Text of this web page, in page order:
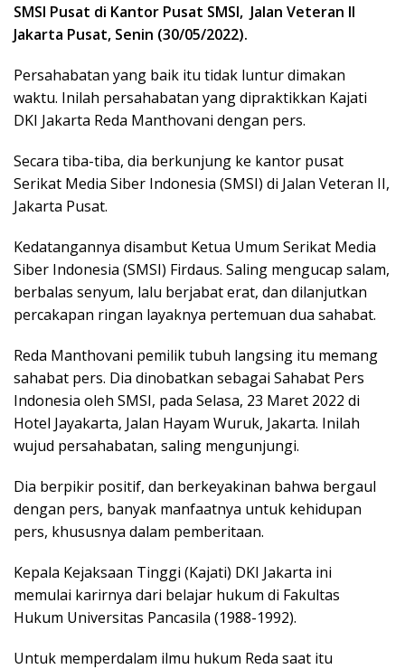
SMSI Pusat di Kantor Pusat SMSI, Jalan Veteran II
Jakarta Pusat, Senin (30/05/2022).
Persahabatan yang baik itu tidak luntur dimakan
waktu. Inilah persahabatan yang dipraktikkan Kajati
DKI Jakarta Reda Manthovani dengan pers.
Secara tiba-tiba, dia berkunjung ke kantor pusat
Serikat Media Siber Indonesia (SMSI) di Jalan Veteran II,
Jakarta Pusat.
Kedatangannya disambut Ketua Umum Serikat Media
Siber Indonesia (SMSI) Firdaus. Saling mengucap salam,
berbalas senyum, lalu berjabat erat, dan dilanjutkan
percakapan ringan layaknya pertemuan dua sahabat.
Reda Manthovani pemilik tubuh langsing itu memang
sahabat pers. Dia dinobatkan sebagai Sahabat Pers
Indonesia oleh SMSI, pada Selasa, 23 Maret 2022 di
Hotel Jayakarta, Jalan Hayam Wuruk, Jakarta. Inilah
wujud persahabatan, saling mengunjungi.
Dia berpikir positif, dan berkeyakinan bahwa bergaul
dengan pers, banyak manfaatnya untuk kehidupan
pers, khususnya dalam pemberitaan.
Kepala Kejaksaan Tinggi (Kajati) DKI Jakarta ini
memulai karirnya dari belajar hukum di Fakultas
Hukum Universitas Pancasila (1988-1992).
Untuk memperdalam ilmu hukum Reda saat itu